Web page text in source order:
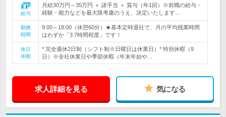
給与
月給30万円～35万円 ＋ 諸手当 ＋ 賞与（年1回）※前職の給与・
経験・能力などを最大限考慮のうえ、決定いたします…
勤務
時間
9:00～18:00（休憩60分）★基本定時退社で、月の平均残業時間
はわずか「3.7時間程度」です！
休日
休暇
* 完全週休2日制（シフト制※日曜日は休業日）* 特別休暇（9
日）※全社休業日や季節休暇（年末年始や…
求人詳細を見る 気になる